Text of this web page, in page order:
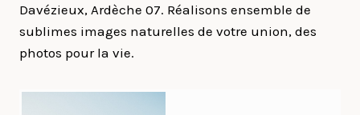
Davézieux, Ardèche 07. Réalisons ensemble de
sublimes images naturelles de votre union, des
photos pour la vie.